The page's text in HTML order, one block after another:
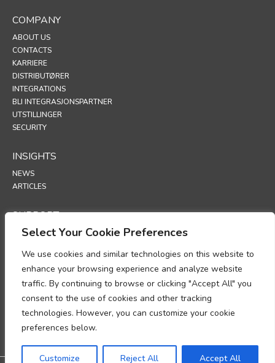
Select Your Cookie Preferences
We use cookies and similar technologies on this website to
enhance your browsing experience and analyze website
traffic. By continuing to browse or clicking "Accept All" you
consent to the use of cookies and other tracking
technologies. However, you can customize your cookie
preferences below.
Customize Reject All Accept All
COMPANY
ABOUT US
CONTACTS
KARRIERE
DISTRIBUTØRER
INTEGRATIONS
BLI INTEGRASJONSPARTNER
UTSTILLINGER
SECURITY
INSIGHTS
NEWS
ARTICLES
SUPPORT
TECHNICAL PORTAL
POLICIES
PERSONVERNERKLÆRING
INFORMASJONSKAPSLER
MEMORANDUM OM ETTERLEVELSE AV BEHANDLING AV
PERSONOPPLYSNINGER
TILLEGG FOR DATABEHANDLING